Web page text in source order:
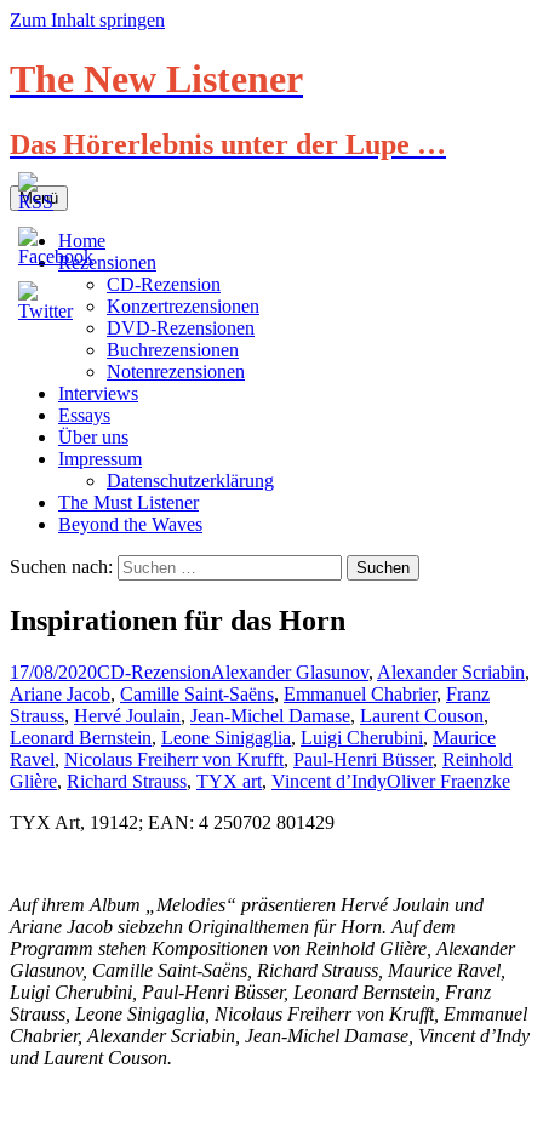
Zum Inhalt springen
The New Listener
Das Hörerlebnis unter der Lupe …
Menü
Home
Rezensionen
CD-Rezension
Konzertrezensionen
DVD-Rezensionen
Buchrezensionen
Notenrezensionen
Interviews
Essays
Über uns
Impressum
Datenschutzerklärung
The Must Listener
Beyond the Waves
Suchen nach:
Inspirationen für das Horn
17/08/2020CD-RezensionAlexander Glasunov, Alexander Scriabin,
Ariane Jacob, Camille Saint-Saëns, Emmanuel Chabrier, Franz
Strauss, Hervé Joulain, Jean-Michel Damase, Laurent Couson,
Leonard Bernstein, Leone Sinigaglia, Luigi Cherubini, Maurice
Ravel, Nicolaus Freiherr von Krufft, Paul-Henri Büsser, Reinhold
Glière, Richard Strauss, TYX art, Vincent d’IndyOliver Fraenzke
TYX Art, 19142; EAN: 4 250702 801429
Auf ihrem Album „Melodies“ präsentieren Hervé Joulain und
Ariane Jacob siebzehn Originalthemen für Horn. Auf dem
Programm stehen Kompositionen von Reinhold Glière, Alexander
Glasunov, Camille Saint-Saëns, Richard Strauss, Maurice Ravel,
Luigi Cherubini, Paul-Henri Büsser, Leonard Bernstein, Franz
Strauss, Leone Sinigaglia, Nicolaus Freiherr von Krufft, Emmanuel
Chabrier, Alexander Scriabin, Jean-Michel Damase, Vincent d’Indy
und Laurent Couson.